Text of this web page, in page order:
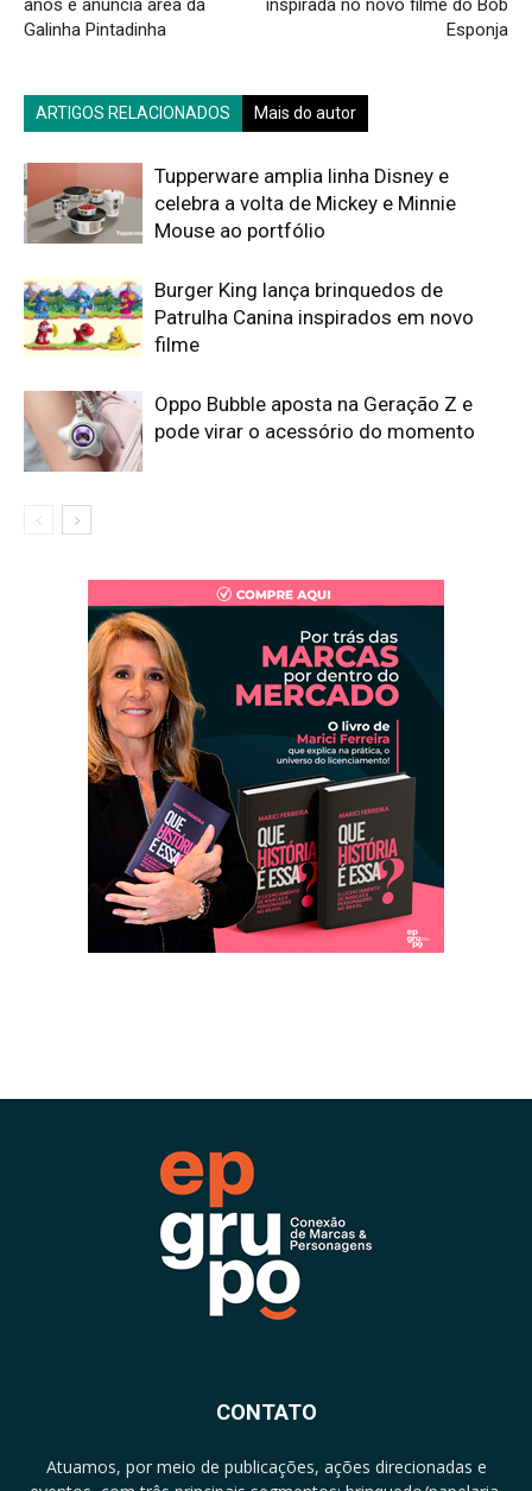
anos e anuncia área da
Galinha Pintadinha
inspirada no novo filme do Bob
Esponja
ARTIGOS RELACIONADOS Mais do autor
Tupperware amplia linha Disney e
celebra a volta de Mickey e Minnie
Mouse ao portfólio
Burger King lança brinquedos de
Patrulha Canina inspirados em novo
filme
Oppo Bubble aposta na Geração Z e
pode virar o acessório do momento
CONTATO
Atuamos, por meio de publicações, ações direcionadas e